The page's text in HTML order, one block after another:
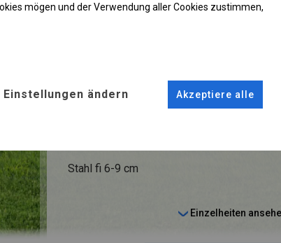
KONSTRUKTION
ROHRE
Stahl fi 6-9 cm
Einzelheiten
mögen und der Verwendung aller Cookies zustimmen,
Einstellungen ändern Akzeptiere alle